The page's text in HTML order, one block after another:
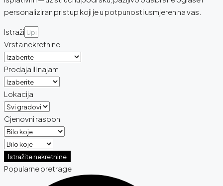
personaliziran pristup koji je u potpunosti usmjeren na vas.
Istraži
Vrsta nekretnine
Prodaja ili najam
Lokacija
Cjenovni raspon
Istražite nekretnine
Popularne pretrage